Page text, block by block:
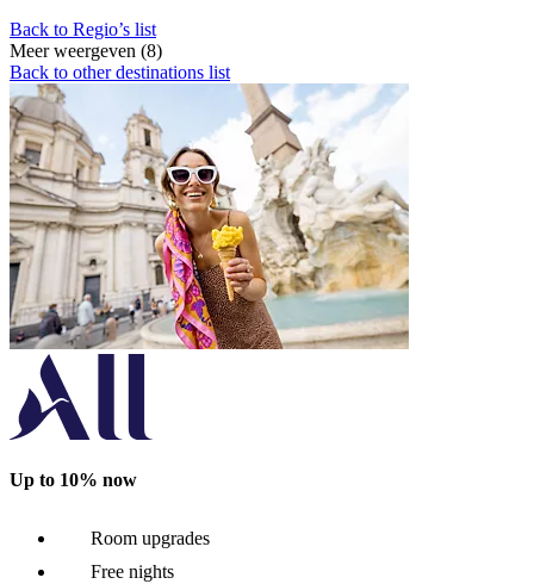
Back to Regio’s list
Meer weergeven (8)
Back to other destinations list
Up to 10% now
Room upgrades
Free nights